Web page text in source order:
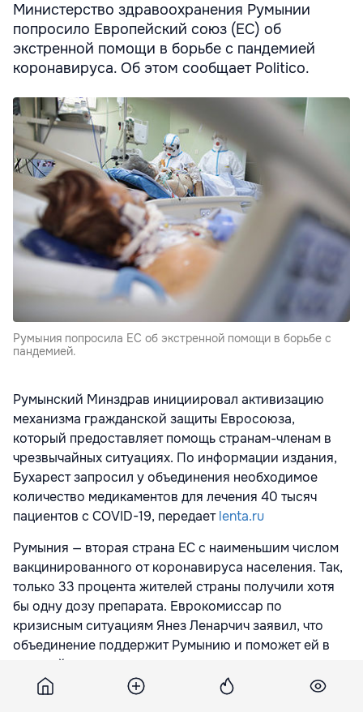
Министерство здравоохранения Румынии
попросило Европейский союз (ЕС) об
экстренной помощи в борьбе с пандемией
коронавируса. Об этом сообщает Politico.
Румыния попросила ЕС об экстренной помощи в борьбе с
пандемией.
Румынский Минздрав инициировал активизацию
механизма гражданской защиты Евросоюза,
который предоставляет помощь странам-членам в
чрезвычайных ситуациях. По информации издания,
Бухарест запросил у объединения необходимое
количество медикаментов для лечения 40 тысяч
пациентов с COVID-19, передаетlenta.ru
Румыния — вторая страна ЕС с наименьшим числом
вакцинированного от коронавируса населения. Так,
только 33 процента жителей страны получили хотя
бы одну дозу препарата. Еврокомиссар по
кризисным ситуациям Янез Ленарчич заявил, что
объединение поддержит Румынию и поможет ей в
трудный период.
1 октября сообщалось, что в отделении интенсивной